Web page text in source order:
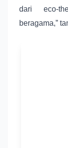
dari eco-
beragama,”